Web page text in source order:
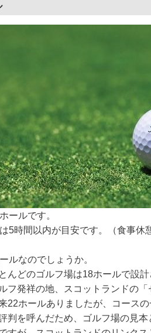
ールです。
5時間以内が目安です。（食事休
ルなのでしょうか。
んどのゴルフ場は18ホールで設計
フ発祥の地、スコットランドの
22ホールありましたが、コース
判を呼んだため、ゴルフ場の見本